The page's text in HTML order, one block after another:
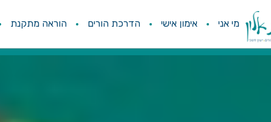
מי אני אימון אישי הדרכת הורים הוראה מתקנת